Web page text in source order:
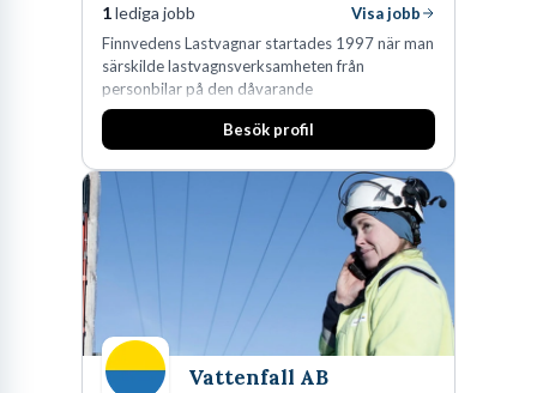
1lediga jobb
Visa jobb
Finnvedens Lastvagnar startades 1997 när man
särskilde lastvagnsverksamheten från
personbilar på den dåvarande
huvudanläggningen i Värnamo. Sedan dess har
man expanderat kraftigt genom ett antal
den största privata återförsäljaren av Volvo
Lastvagnar och finns representerade på 20
orter i södra Sverige.
Besök profil
Vattenfall AB